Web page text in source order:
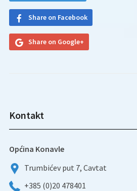
Share on Facebook
Share on Google+
Kontakt
Općina Konavle
Trumbićev put 7, Cavtat
+385 (0)20 478401